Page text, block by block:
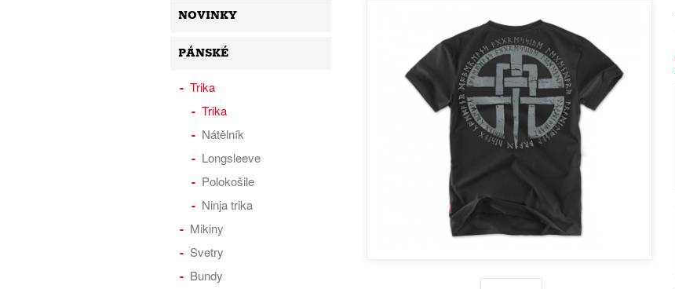
NOVINKY
PÁNSKÉ
Trika
Trika
Nátělník
Longsleeve
Polokošile
Ninja trika
Mikiny
Svetry
Bundy